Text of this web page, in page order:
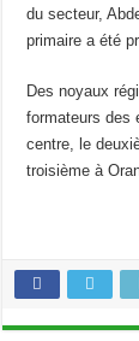
du secteur,
primaire a été
Des noyaux
formateurs des
centre, le
troisième à